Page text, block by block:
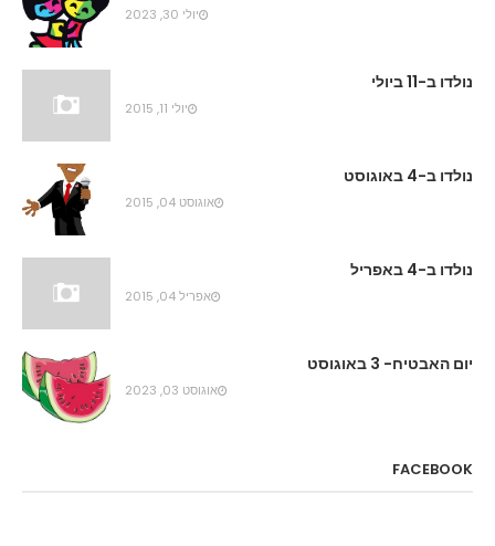
יולי 30, 2023
נולדו ב-11 ביולי
יולי 11, 2015
נולדו ב-4 באוגוסט
אוגוסט 04, 2015
נולדו ב-4 באפריל
אפריל 04, 2015
יום האבטיח- 3 באוגוסט
אוגוסט 03, 2023
FACEBOOK